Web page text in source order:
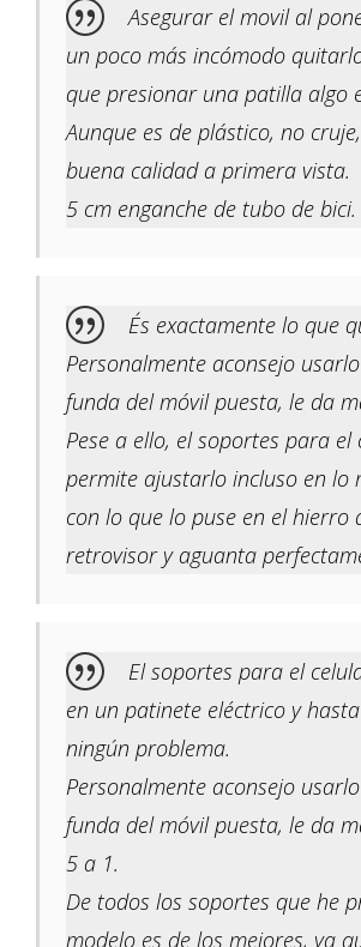
Asegurar el movil al
un poco más incómodo
que presionar una patilla algo
Aunque es de plástico, no
buena calidad a primera vista.
5 cm enganche de tubo de bici.
És exactamente lo que
Personalmente aconsejo
funda del móvil puesta, le da
Pese a ello, el soportes para el
permite ajustarlo incluso en lo
con lo que lo puse en el hierro
retrovisor y aguanta
El soportes para el
en un patinete eléctrico y
ningún problema.
Personalmente aconsejo
funda del móvil puesta, le da
5 a 1.
De todos los soportes que he
modelo es de los mejores, ya